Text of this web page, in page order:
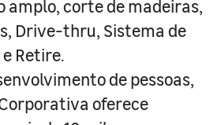
corte de madeiras,
Drive-thru, Sistema de
Retire.
de pessoas,
oferece